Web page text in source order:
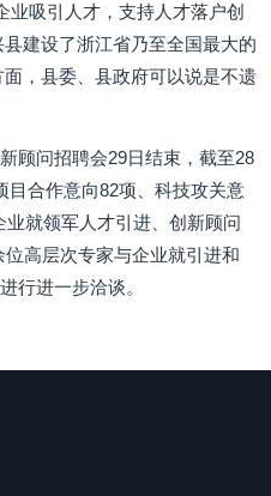
业吸引人才，支持人才落户创
建设了浙江省乃至全国最大的
面，县委、县政府可以说是不遗
顾问招聘会29日结束，截至28
目合作意向82项、科技攻关意
就领军人才引进、创新顾问
高层次专家与企业就引进和
行进一步洽谈。